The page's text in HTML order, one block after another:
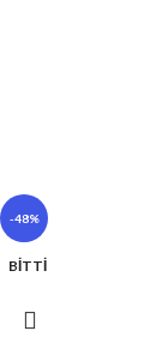
-48%
BITTI